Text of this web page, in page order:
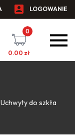
LOGOWANIE
0
0.00 zł
Uchwyty do szkła